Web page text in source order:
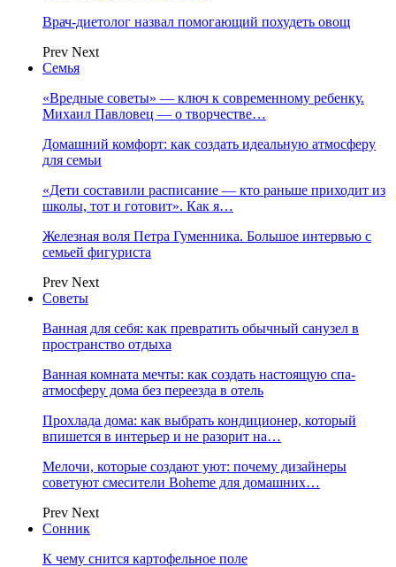
Врач-диетолог назвал помогающий похудеть овощ
Prev Next
Семья
«Вредные советы» — ключ к современному ребенку.
Михаил Павловец — о творчестве…
Домашний комфорт: как создать идеальную атмосферу
для семьи
«Дети составили расписание — кто раньше приходит из
школы, тот и готовит». Как я…
Железная воля Петра Гуменника. Большое интервью с
семьей фигуриста
Prev Next
Советы
Ванная для себя: как превратить обычный санузел в
пространство отдыха
Ванная комната мечты: как создать настоящую спа-
атмосферу дома без переезда в отель
Прохлада дома: как выбрать кондиционер, который
впишется в интерьер и не разорит на…
Мелочи, которые создают уют: почему дизайнеры
советуют смесители Boheme для домашних…
Prev Next
Сонник
К чему снится картофельное поле